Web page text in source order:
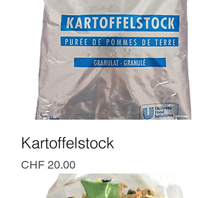
Kartoffelstock
Preis
CHF 20.00